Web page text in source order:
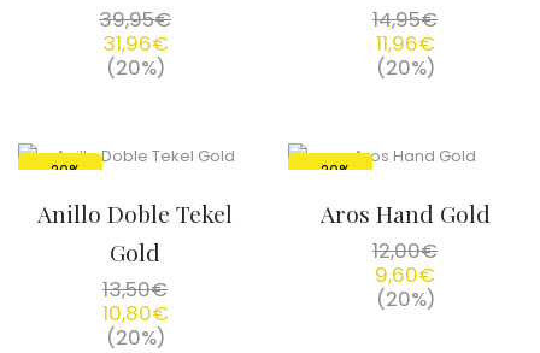
39,95€
31,96€
(20%)
14,95€
11,96€
(20%)
-20%
Anillo Doble Tekel
Gold
13,50€
10,80€
(20%)
-20%
Aros Hand Gold
12,00€
9,60€
(20%)